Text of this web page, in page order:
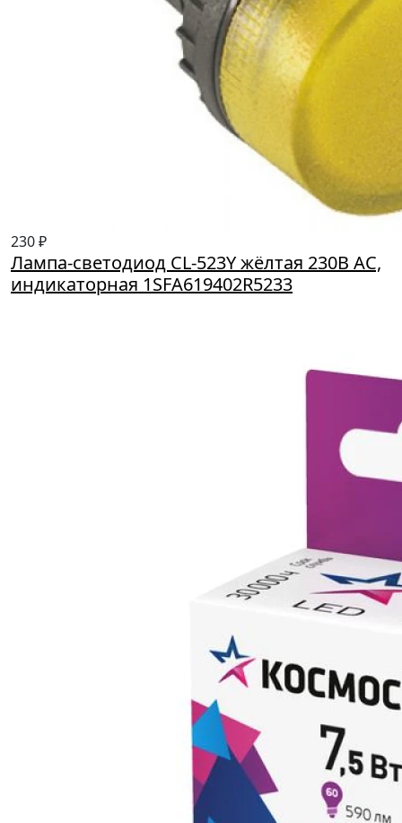
230 ₽
Лампа-светодиод CL-523Y жёлтая 230В AC,
индикаторная 1SFA619402R5233